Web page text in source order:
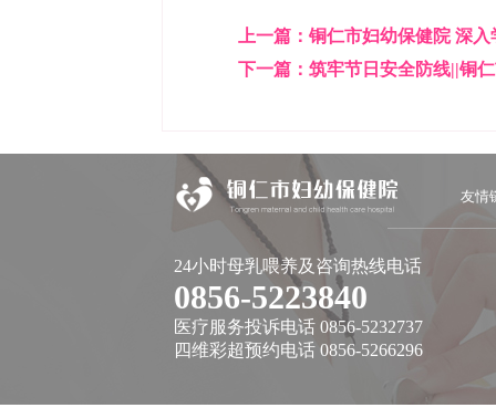
上一篇： 铜仁市妇幼保健院 深
下一篇： 筑牢节日安全防线||铜
友情
24小时母乳喂养及咨询热线电话
0856-5223840
医疗服务投诉电话 0856-5232737
四维彩超预约电话 0856-5266296